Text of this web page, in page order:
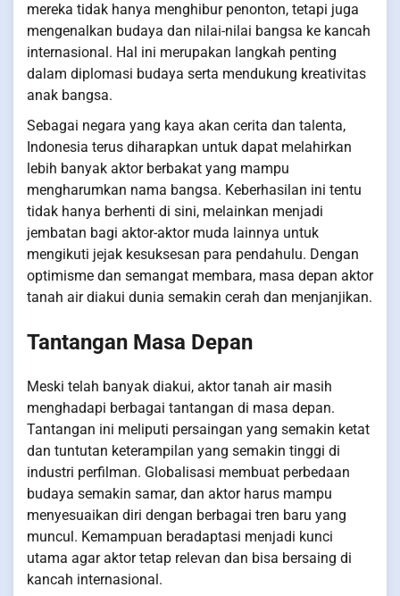
mereka tidak hanya menghibur penonton, tetapi juga
mengenalkan budaya dan nilai-nilai bangsa ke kancah
internasional. Hal ini merupakan langkah penting
dalam diplomasi budaya serta mendukung kreativitas
anak bangsa.
Sebagai negara yang kaya akan cerita dan talenta,
Indonesia terus diharapkan untuk dapat melahirkan
lebih banyak aktor berbakat yang mampu
mengharumkan nama bangsa. Keberhasilan ini tentu
tidak hanya berhenti di sini, melainkan menjadi
jembatan bagi aktor-aktor muda lainnya untuk
mengikuti jejak kesuksesan para pendahulu. Dengan
optimisme dan semangat membara, masa depan aktor
tanah air diakui dunia semakin cerah dan menjanjikan.
Tantangan Masa Depan
Meski telah banyak diakui, aktor tanah air masih
menghadapi berbagai tantangan di masa depan.
Tantangan ini meliputi persaingan yang semakin ketat
dan tuntutan keterampilan yang semakin tinggi di
industri perfilman. Globalisasi membuat perbedaan
budaya semakin samar, dan aktor harus mampu
menyesuaikan diri dengan berbagai tren baru yang
muncul. Kemampuan beradaptasi menjadi kunci
utama agar aktor tetap relevan dan bisa bersaing di
kancah internasional.